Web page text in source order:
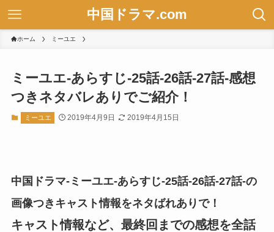
中国ドラマ.com
ホーム ミーユエ
ミーユエ-あらすじ-25話-26話-27話-感想
つきネタバレありでご紹介！
ミーユエ 2019年4月9日 2019年4月15日
中国ドラマ-ミーユエ-あらすじ-25話-26話-27話-の
画像つきキャスト情報をネタばれありで！
キャスト情報など、最終回までの感想を全話